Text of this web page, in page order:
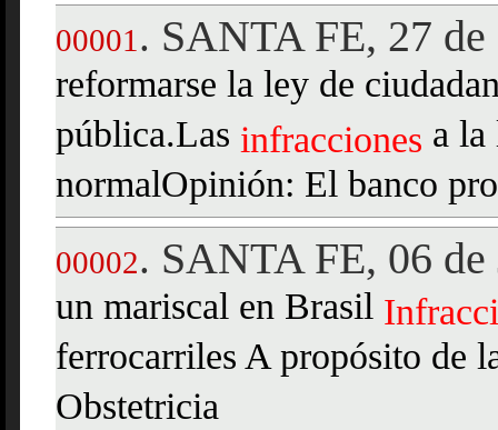
00001 . SANTA FE, 27
reformarse la ley de
pública.Las infracciones a la
normalOpinión: El banco
00002. SANTA FE, 06
un mariscal en Brasil
ferrocarriles A propósito de
Obstetricia